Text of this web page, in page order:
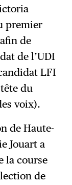
premier
de
de l’UDI
LFI
du
voix).
de Haute-
Jouart a
la course
de